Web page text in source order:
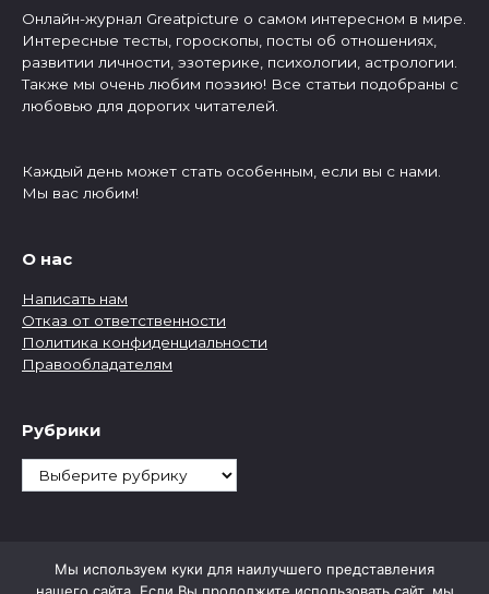
Онлайн-журнал Greatpicture о самом интересном в мире.
Интересные тесты, гороскопы, посты об отношениях,
развитии личности, эзотерике, психологии, астрологии.
Также мы очень любим поэзию! Все статьи подобраны с
любовью для дорогих читателей.
Каждый день может стать особенным, если вы с нами.
Мы вас любим!
О нас
Написать нам
Отказ от ответственности
Политика конфиденциальности
Правообладателям
Рубрики
Рубрики
Мы используем куки для наилучшего представления